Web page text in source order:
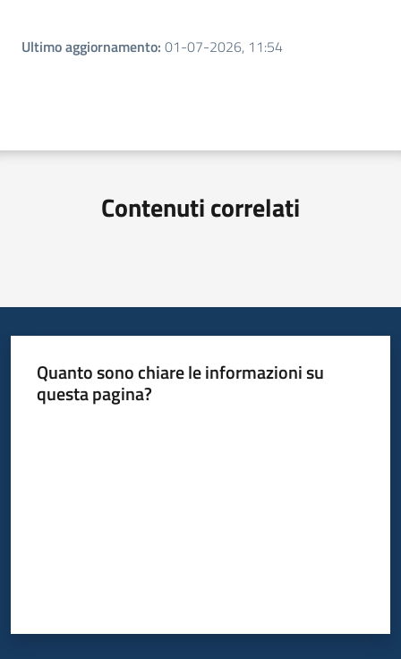
Ultimo aggiornamento: 01-07-2026, 11:54
Contenuti correlati
Quanto sono chiare le informazioni su
questa pagina?